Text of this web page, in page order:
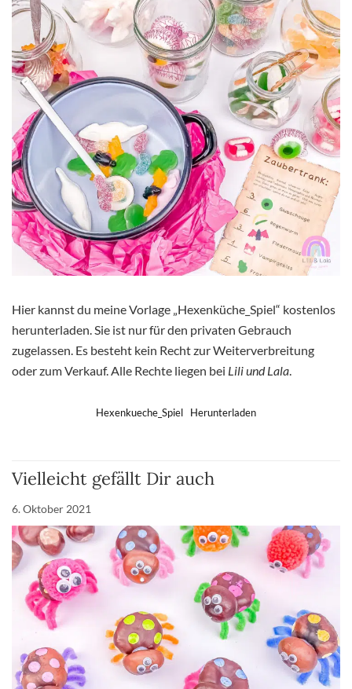
Hier kannst du meine Vorlage „Hexenküche_Spiel“ kostenlos
herunterladen. Sie ist nur für den privaten Gebrauch
zugelassen. Es besteht kein Recht zur Weiterverbreitung
oder zum Verkauf. Alle Rechte liegen bei Lili und Lala.
Hexenkueche_Spiel Herunterladen
Vielleicht gefällt Dir auch
6. Oktober 2021